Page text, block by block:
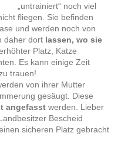
„untrainiert“ noch viel
fliegen. Sie befinden
und werden noch von
daher dort lassen, wo sie
Platz, Katze
Es kann einige Zeit
trauen!
von ihrer Mutter
gesäugt. Diese
angefasst werden. Lieber
Bescheid
sicheren Platz gebracht